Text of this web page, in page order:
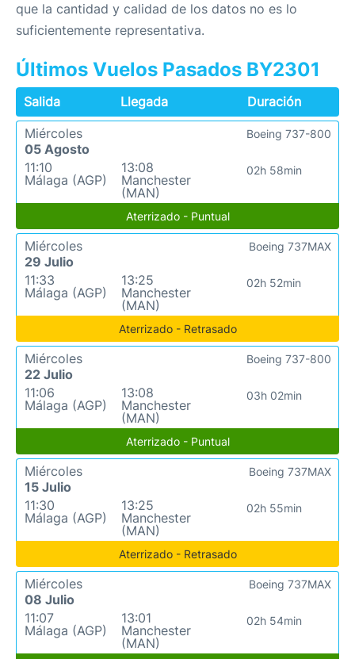
que la cantidad y calidad de los datos no es lo
suficientemente representativa.
Últimos Vuelos Pasados BY2301
Salida Llegada
Duración
Miércoles
05 Agosto
11:10
Málaga (AGP)
13:08
Manchester
(MAN)
02h 58min
Boeing 737-800
Aterrizado - Puntual
Miércoles
29 Julio
11:33
Málaga (AGP)
13:25
Manchester
(MAN)
02h 52min
Boeing 737MAX
Aterrizado - Retrasado
Miércoles
22 Julio
11:06
Málaga (AGP)
13:08
Manchester
(MAN)
03h 02min
Boeing 737-800
Aterrizado - Puntual
Miércoles
15 Julio
11:30
Málaga (AGP)
13:25
Manchester
(MAN)
02h 55min
Boeing 737MAX
Aterrizado - Retrasado
Miércoles
08 Julio
11:07
Málaga (AGP)
13:01
Manchester
(MAN)
02h 54min
Boeing 737MAX